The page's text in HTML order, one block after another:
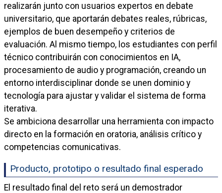
realizarán junto con usuarios expertos en debate
universitario, que aportarán debates reales, rúbricas,
ejemplos de buen desempeño y criterios de
evaluación. Al mismo tiempo, los estudiantes con perfil
técnico contribuirán con conocimientos en IA,
procesamiento de audio y programación, creando un
entorno interdisciplinar donde se unen dominio y
tecnología para ajustar y validar el sistema de forma
iterativa.
Se ambiciona desarrollar una herramienta con impacto
directo en la formación en oratoria, análisis crítico y
competencias comunicativas.
Producto, prototipo o resultado final esperado
El resultado final del reto será un demostrador